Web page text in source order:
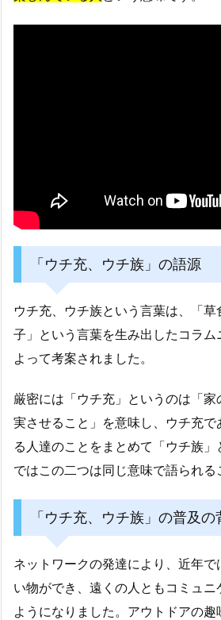
「ウチ充、ウチ族」の語源
ウチ充、ウチ族という言葉は、「
子」という言葉を生み出したコラム
よって考案されました。
厳密には「ウチ充」というのは「
実させること」を意味し、ウチ充で
る人達のことをまとめて「ウチ族
ではこの二つは同じ意味で語られる
「ウチ充、ウチ族」の普及の
ネットワークの発達により、近年で
い物ができ、遠くの人ともコミュニ
ようになりました。アウトドアの